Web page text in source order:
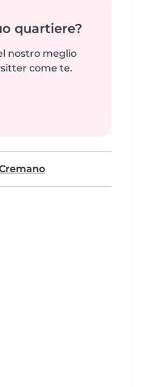
quartiere?
nostro meglio
come te.